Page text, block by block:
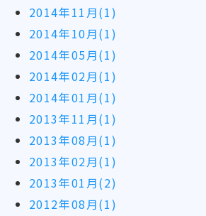
2014年11月(1)
2014年10月(1)
2014年05月(1)
2014年02月(1)
2014年01月(1)
2013年11月(1)
2013年08月(1)
2013年02月(1)
2013年01月(2)
2012年08月(1)